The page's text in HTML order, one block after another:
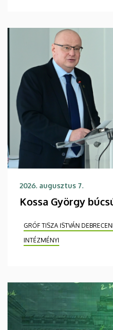
2026. augusztus 7.
Kossa György
GRÓF TISZA ISTVÁN
INTÉZMÉNYI